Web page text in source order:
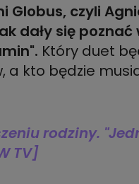
Globus, czyli
dały się
Który duet
kto będzie
rodziny.
TV]